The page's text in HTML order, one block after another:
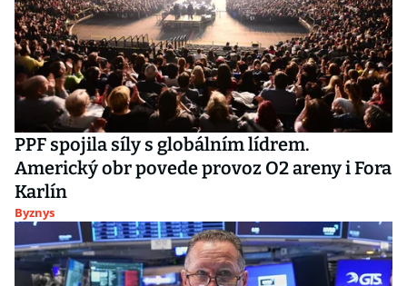
PPF spojila síly s globálním lídrem.
Americký obr povede provoz O2 areny i Fora
Karlín
Byznys